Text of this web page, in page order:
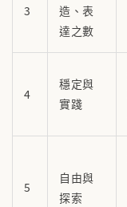
3
造、表
達之數
4
穩定與
實踐
5
自由與
探索